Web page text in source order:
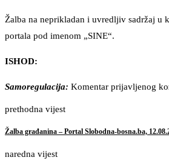
Žalba na neprikladan i uvredljiv sadržaj u
portala pod imenom „SINE“.
ISHOD:
Samoregulacija: Komentar prijavljenog
prethodna vijest
Žalba građanina – Portal Slobodna-bosna.ba,
naredna vijest